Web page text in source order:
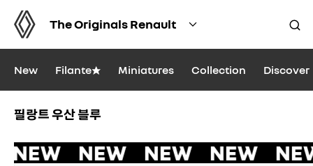
The Originals Renault
New Filante★ Miniatures Collection Discover
필랑트 우산 블루
NEW NEW NEW NEW